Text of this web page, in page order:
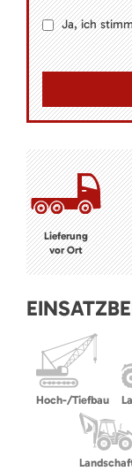
Ja, ich
Lieferung
vor Ort
Hoch-/Tiefbau